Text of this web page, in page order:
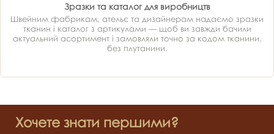
Зразки та каталог для виробництв
Швейним фабрикам, ательє та дизайнерам надаємо зразки
тканин і каталог з артикулами — щоб ви завжди бачили
актуальний асортимент і замовляли точно за кодом тканини,
без плутанини.
Хочете знати першими?